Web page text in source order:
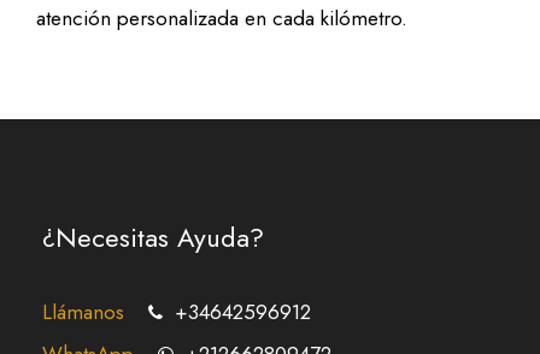
atención personalizada en cada kilómetro.
¿Necesitas Ayuda?
Llámanos
+34642596912